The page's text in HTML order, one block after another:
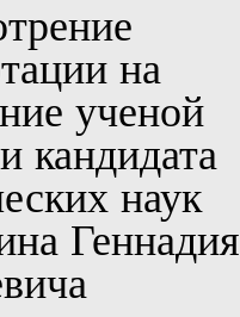
на
ученой
кандидата
наук
Геннадия